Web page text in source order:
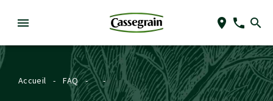
Accueil - FAQ - -